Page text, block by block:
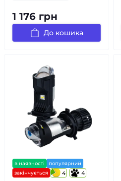
1 176 грн
До кошика
в наявності
популярний
закінчується
4 4